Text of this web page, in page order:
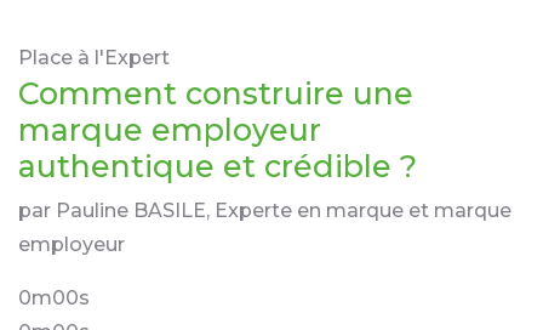
Place à l'Expert
Comment construire une
marque employeur
authentique et crédible ?
par Pauline BASILE, Experte en marque et marque
employeur
0m00s